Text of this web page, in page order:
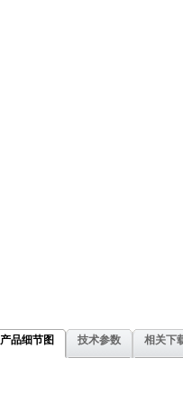
产品细节图 技术参数 相关下